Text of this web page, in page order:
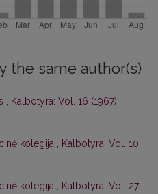
the same author(s)
Kalbotyra: Vol. 16 (1967):
kolegija
Kalbotyra: Vol. 10
kolegija
Kalbotyra: Vol. 27